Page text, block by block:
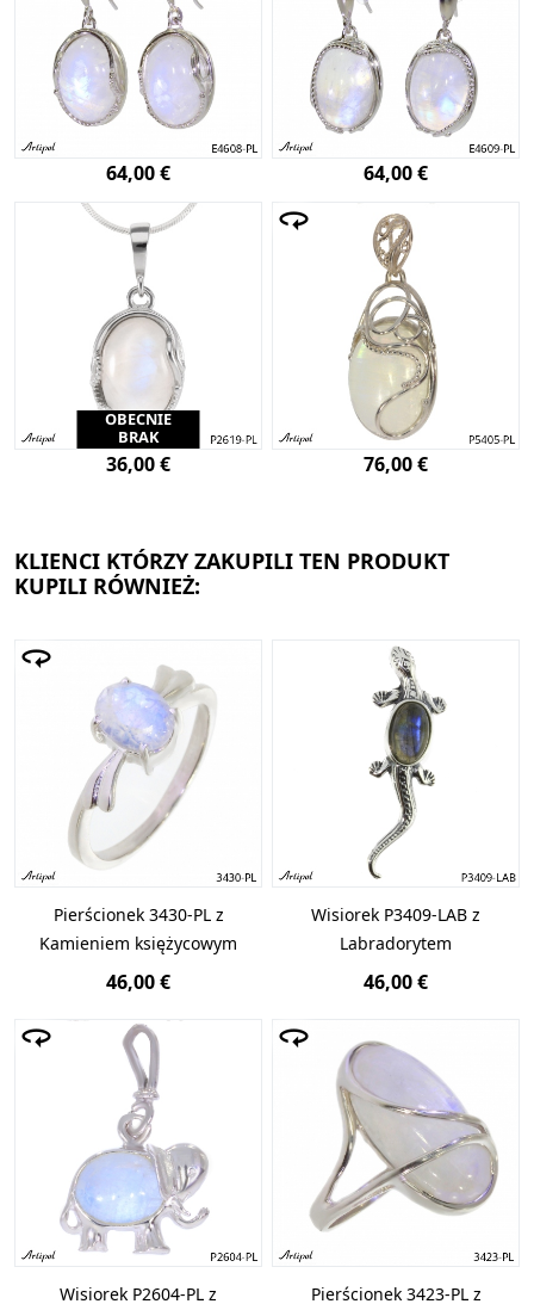
64,00 € 64,00 €
OBECNIE
BRAK
36,00 € 76,00 €
KLIENCI KTÓRZY ZAKUPILI TEN PRODUKT
KUPILI RÓWNIEŻ:
Pierścionek 3430-PL z
Kamieniem księżycowym
46,00 €
Wisiorek P3409-LAB z
Labradorytem
46,00 €
Wisiorek P2604-PL z
Pierścionek 3423-PL z